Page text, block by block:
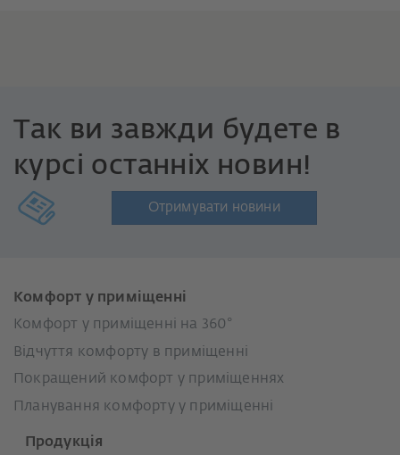
Так ви завжди будете в
курсі останніх новин!
Отримувати новини
Комфорт у приміщенні
Комфорт у приміщенні на 360°
Відчуття комфорту в приміщенні
Покращений комфорт у приміщеннях
Планування комфорту у приміщенні
Продукція